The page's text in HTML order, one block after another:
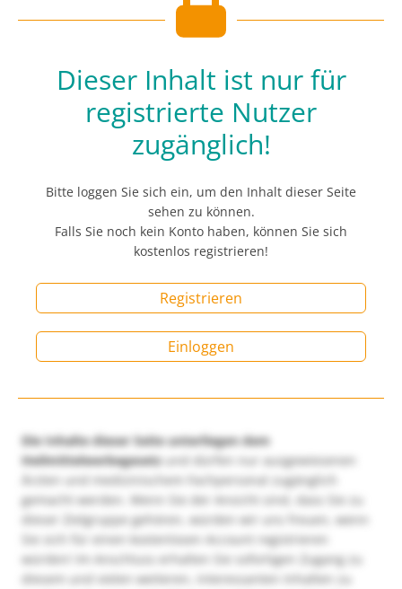
Dieser Inhalt ist nur für
registrierte Nutzer
zugänglich!
Bitte loggen Sie sich ein, um den Inhalt dieser Seite
sehen zu können.
Falls Sie noch kein Konto haben, können Sie sich
kostenlos registrieren!
Registrieren
Einloggen
Die Inhalte dieser Seite unterliegen dem
Heilmittelwerbegesetzund dürfen nur ausgewiesenen
Ärzten und medizinischem Fachpersonal zugänglich
gemacht werden. Wenn Sie der Ansicht sind, dass Sie zu
dieser Zielgruppe gehören, würden wir uns freuen, wenn
Sie sich für einen kostenlosen Account registrieren
würden! Im Anschluss erhalten Sie sofortigen Zugang zu
diesem und vielen weiteren, interessanten Inhalten zu